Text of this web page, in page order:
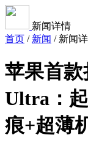
新闻详情
首页 / 新闻 / 新闻
苹果首款
Ultra：
痕+超薄